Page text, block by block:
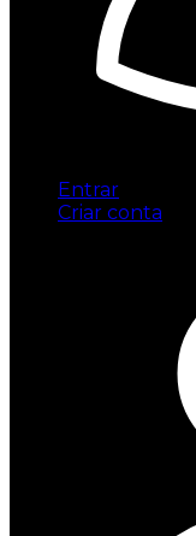
Entrar
Criar conta